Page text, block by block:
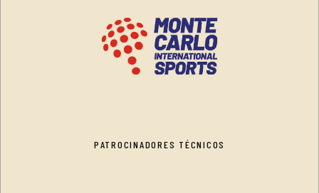
PATROCINADORES TÉCNICOS